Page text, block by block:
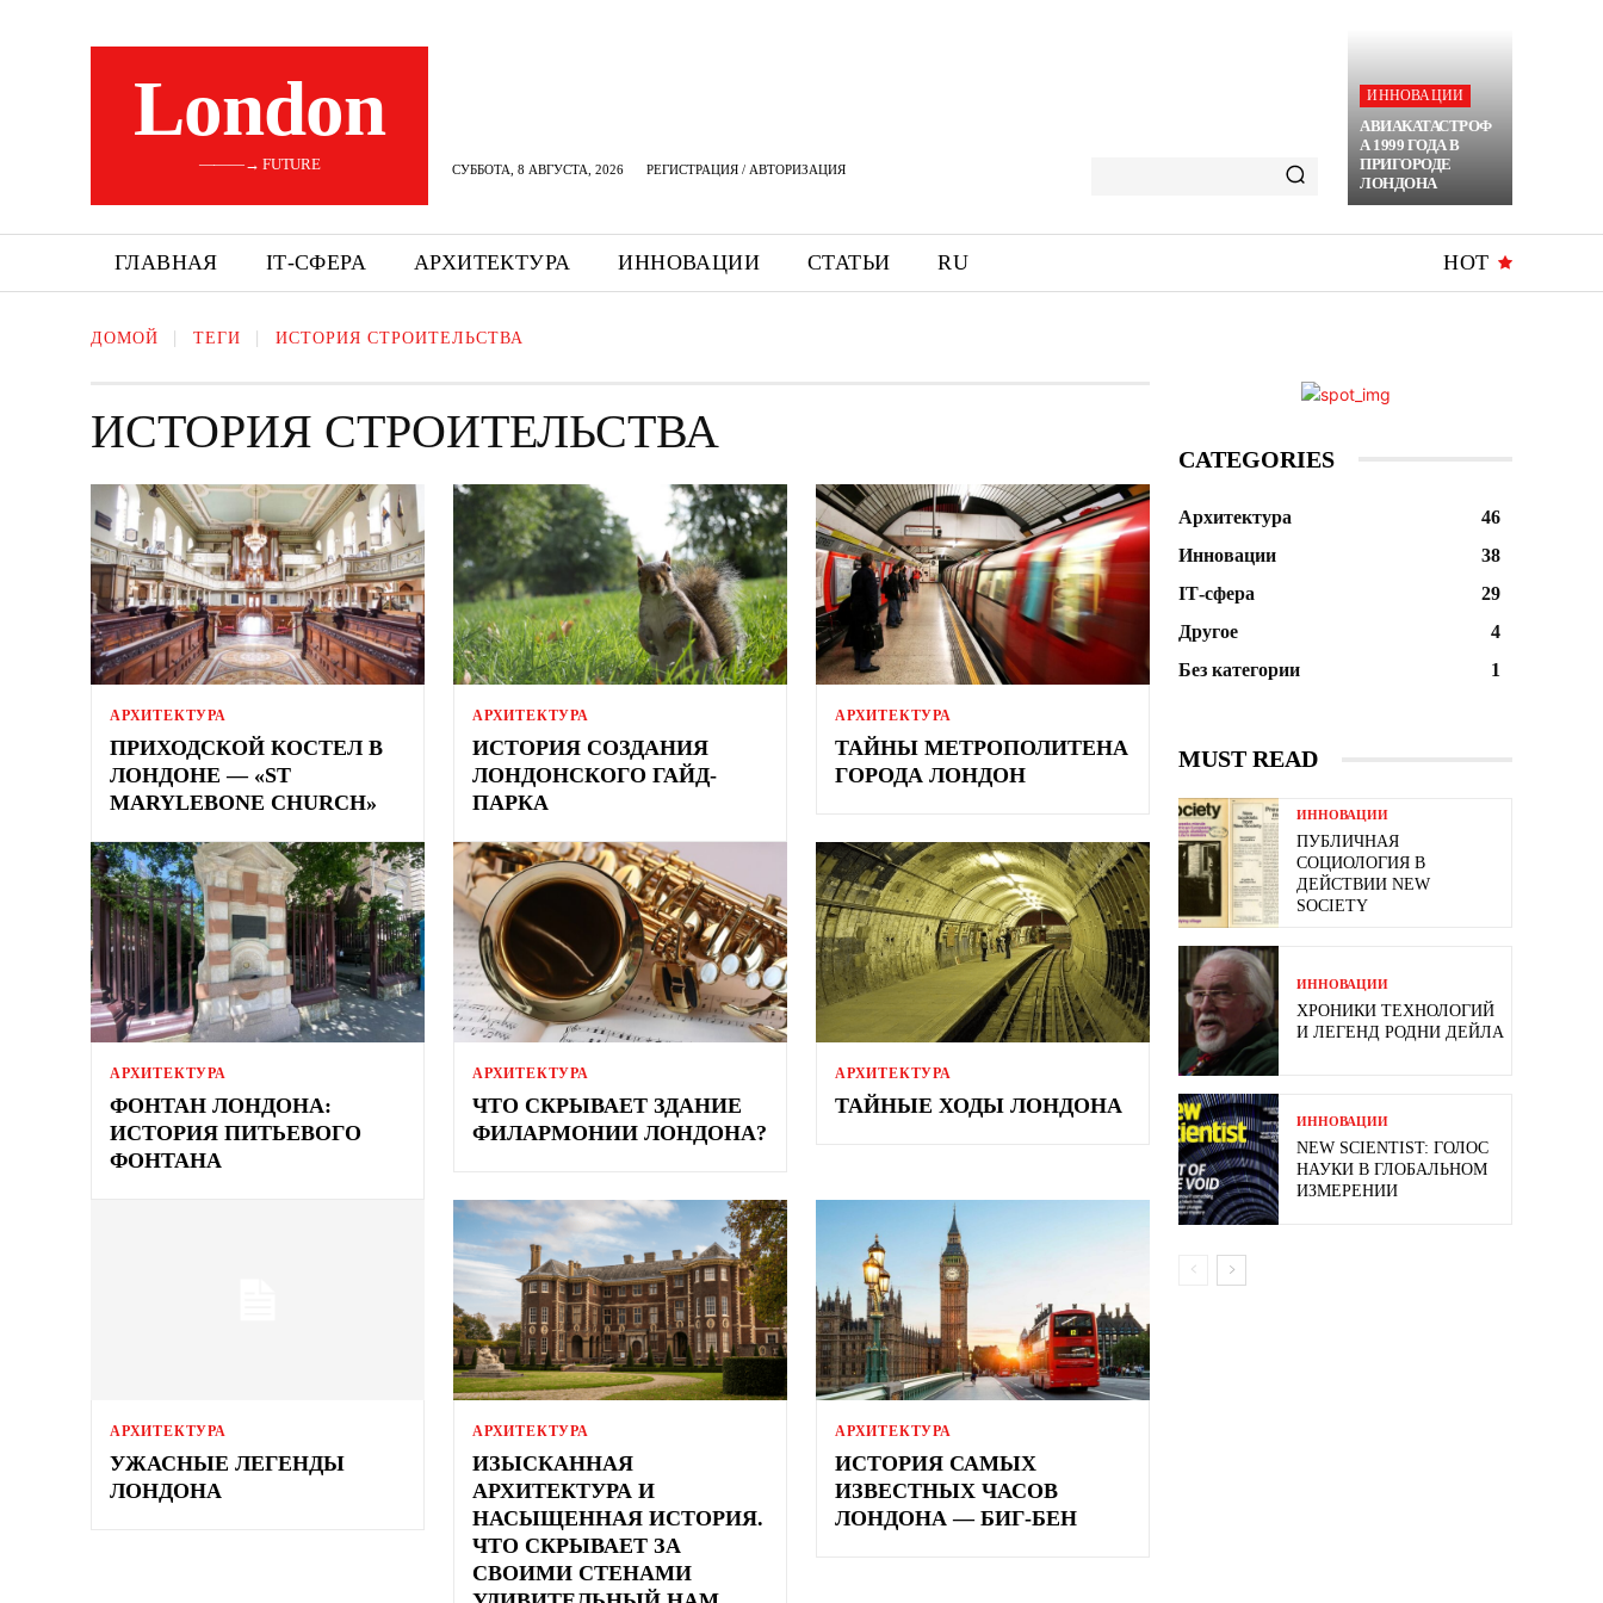
London
———→ FUTURE СУББОТА, 8 АВГУСТА, 2026 РЕГИСТРАЦИЯ / АВТОРИЗАЦИЯ
ИННОВАЦИИ
АВИАКАТАСТРОФ
А 1999 ГОДА В
ПРИГОРОДЕ
ЛОНДОНА
ГЛАВНАЯ ІТ-СФЕРА АРХИТЕКТУРА ИННОВАЦИИ СТАТЬИ RU HOT
ДОМОЙ ТЕГИ ИСТОРИЯ СТРОИТЕЛЬСТВА
ИСТОРИЯ СТРОИТЕЛЬСТВА
АРХИТЕКТУРА
ПРИХОДСКОЙ КОСТЕЛ В
ЛОНДОНЕ — «ST
MARYLEBONE CHURCH»
АРХИТЕКТУРА
ИСТОРИЯ СОЗДАНИЯ
ЛОНДОНСКОГО ГАЙД-
ПАРКА
АРХИТЕКТУРА
ТАЙНЫ МЕТРОПОЛИТЕНА
ГОРОДА ЛОНДОН
АРХИТЕКТУРА
ФОНТАН ЛОНДОНА:
ИСТОРИЯ ПИТЬЕВОГО
ФОНТАНА
АРХИТЕКТУРА
ЧТО СКРЫВАЕТ ЗДАНИЕ
ФИЛАРМОНИИ ЛОНДОНА?
АРХИТЕКТУРА
ТАЙНЫЕ ХОДЫ ЛОНДОНА
АРХИТЕКТУРА
УЖАСНЫЕ ЛЕГЕНДЫ
ЛОНДОНА
АРХИТЕКТУРА
ИЗЫСКАННАЯ
АРХИТЕКТУРА И
НАСЫЩЕННАЯ ИСТОРИЯ.
ЧТО СКРЫВАЕТ ЗА
СВОИМИ СТЕНАМИ
АРХИТЕКТУРА
ИСТОРИЯ САМЫХ
ИЗВЕСТНЫХ ЧАСОВ
ЛОНДОНА — БИГ-БЕН
CATEGORIES
Архитектура
46
Инновации
38
ІТ-сфера
29
Другое
4
Без категории
1
MUST READ
ИННОВАЦИИ
ПУБЛИЧНАЯ
СОЦИОЛОГИЯ В
ДЕЙСТВИИ NEW
SOCIETY
ИННОВАЦИИ
ХРОНИКИ ТЕХНОЛОГИЙ
И ЛЕГЕНД РОДНИ ДЕЙЛА
ИННОВАЦИИ
NEW SCIENTIST: ГОЛОС
НАУКИ В ГЛОБАЛЬНОМ
ИЗМЕРЕНИИ